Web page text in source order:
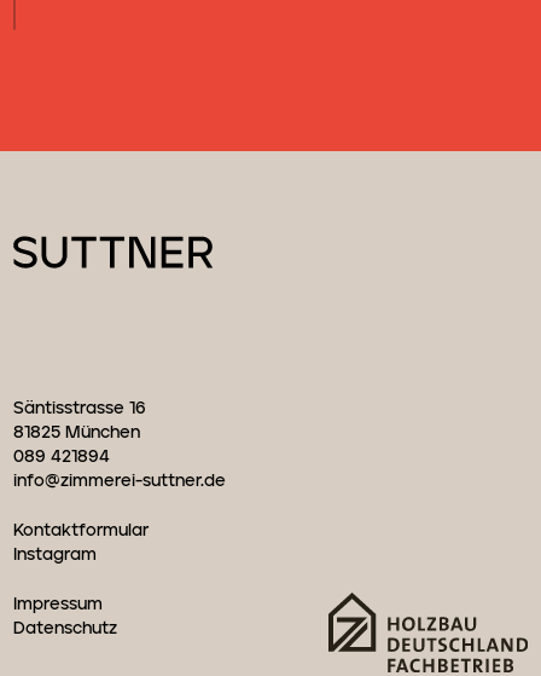
Säntisstrasse 16
81825 München
089 421894
info@zimmerei-suttner.de
Kontaktformular
Instagram
Impressum
Datenschutz